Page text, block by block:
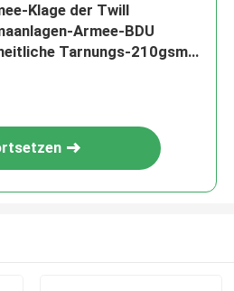
Klage der Twill
Armee-BDU
Tarnungs-210gsm-